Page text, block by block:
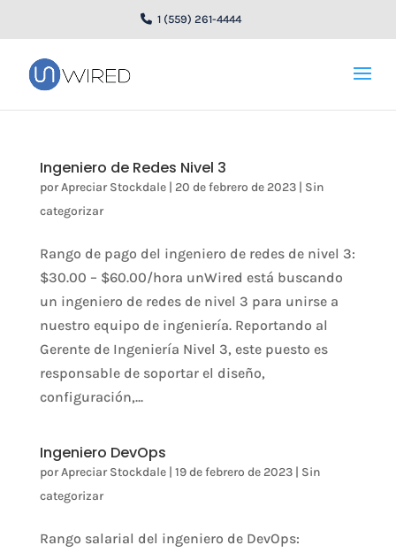
1 (559) 261-4444
Ingeniero de Redes Nivel 3
porApreciar Stockdale| 20 de febrero de 2023| Sin
categorizar
Rango de pago del ingeniero de redes de nivel 3:
$30.00 – $60.00/hora unWired está buscando
un ingeniero de redes de nivel 3 para unirse a
nuestro equipo de ingeniería. Reportando al
Gerente de Ingeniería Nivel 3, este puesto es
responsable de soportar el diseño,
configuración,...
Ingeniero DevOps
porApreciar Stockdale| 19 de febrero de 2023| Sin
categorizar
Rango salarial del ingeniero de DevOps: